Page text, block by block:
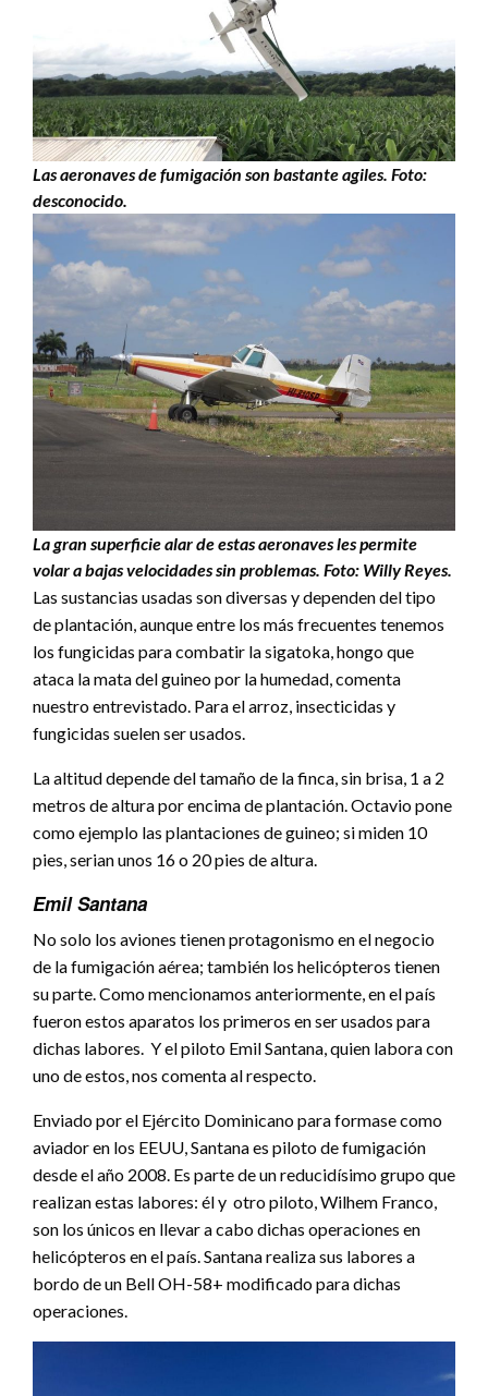
Las aeronaves de fumigación son bastante agiles. Foto:
desconocido.
La gran superficie alar de estas aeronaves les permite
volar a bajas velocidades sin problemas. Foto: Willy Reyes.
Las sustancias usadas son diversas y dependen del tipo
de plantación, aunque entre los más frecuentes tenemos
los fungicidas para combatir la sigatoka, hongo que
ataca la mata del guineo por la humedad, comenta
nuestro entrevistado. Para el arroz, insecticidas y
fungicidas suelen ser usados.
La altitud depende del tamaño de la finca, sin brisa, 1 a 2
metros de altura por encima de plantación. Octavio pone
como ejemplo las plantaciones de guineo; si miden 10
pies, serian unos 16 o 20 pies de altura.
Emil Santana
No solo los aviones tienen protagonismo en el negocio
de la fumigación aérea; también los helicópteros tienen
su parte. Como mencionamos anteriormente, en el país
fueron estos aparatos los primeros en ser usados para
dichas labores. Y el piloto Emil Santana, quien labora con
uno de estos, nos comenta al respecto.
Enviado por el Ejército Dominicano para formase como
aviador en los EEUU, Santana es piloto de fumigación
desde el año 2008. Es parte de un reducidísimo grupo que
realizan estas labores: él y otro piloto, Wilhem Franco,
son los únicos en llevar a cabo dichas operaciones en
helicópteros en el país. Santana realiza sus labores a
bordo de un Bell OH-58+ modificado para dichas
operaciones.